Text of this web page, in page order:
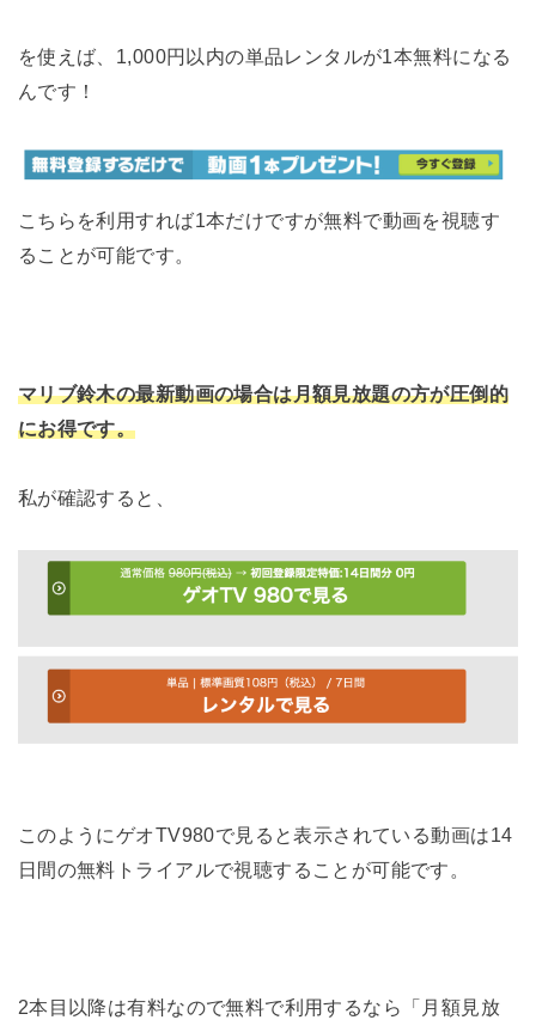
を使えば、1,000円以内の単品レンタルが1本無料になる
んです！
こちらを利用すれば1本だけですが無料で動画を視聴す
ることが可能です。
マリブ鈴木の最新動画の場合は月額見放題の方が圧倒的
にお得です。
私が確認すると、
このようにゲオTV980で見ると表示されている動画は14
日間の無料トライアルで視聴することが可能です。
2本目以降は有料なので無料で利用するなら「月額見放